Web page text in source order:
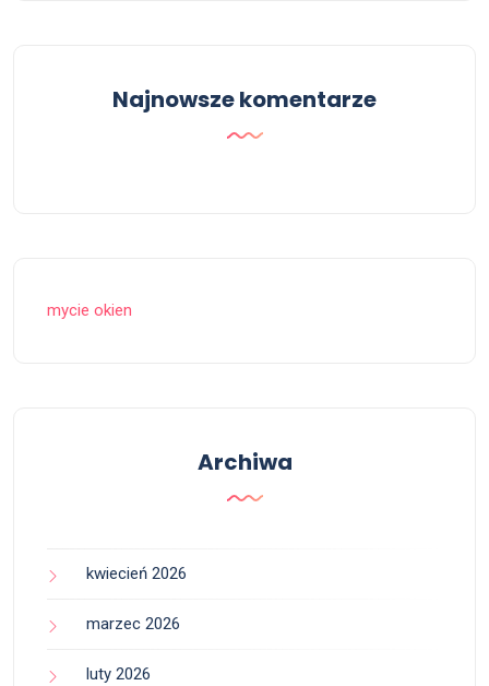
Najnowsze komentarze
mycie okien
Archiwa
kwiecień 2026
marzec 2026
luty 2026